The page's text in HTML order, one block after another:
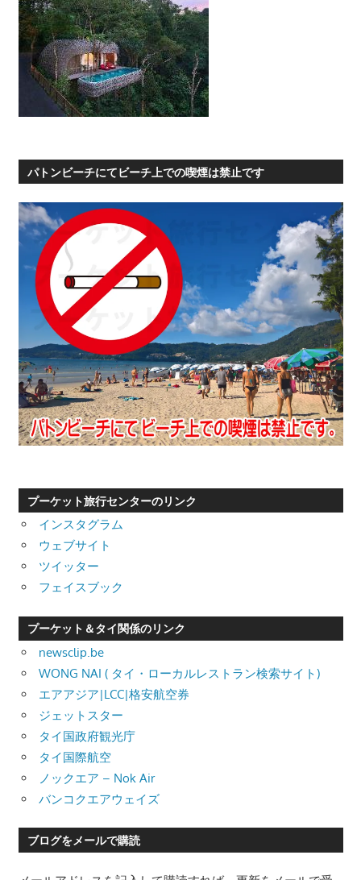
パトンビーチにてビーチ上での喫煙は禁止です
プーケット旅行センターのリンク
インスタグラム
ウェブサイト
ツイッター
フェイスブック
プーケット＆タイ関係のリンク
newsclip.be
WONG NAI ( タイ・ローカルレストラン検索サイト)
エアアジア|LCC|格安航空券
ジェットスター
タイ国政府観光庁
タイ国際航空
ノックエア – Nok Air
バンコクエアウェイズ
ブログをメールで購読